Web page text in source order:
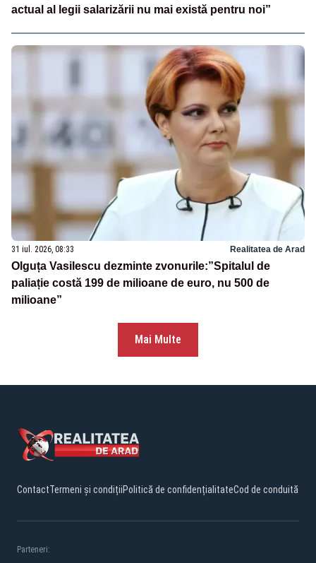
actual al legii salarizării nu mai există pentru noi”
31 iul. 2026, 08:33 Realitatea de Arad
Olguța Vasilescu dezminte zvonurile:”Spitalul de
paliație costă 199 de milioane de euro, nu 500 de
milioane”
Mai Multe
ContactTermeni și condițiiPolitică de confidențialitateCod de conduită
Parteneri: